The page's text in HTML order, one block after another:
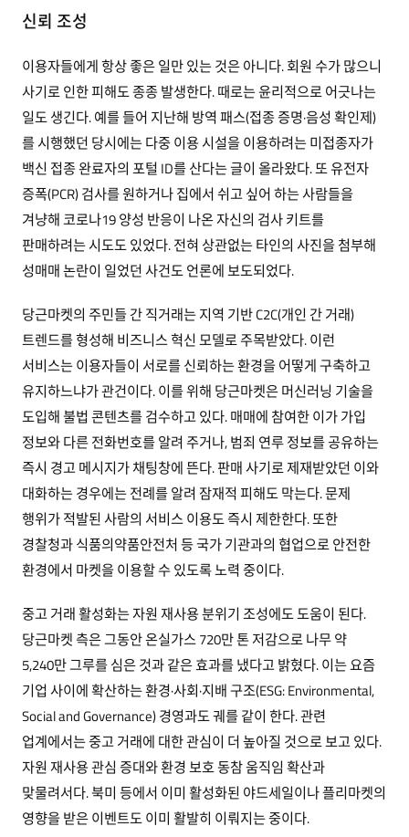
신뢰 조성
이용자들에게 항상 좋은 일만 있는 것은 아니다. 회원 수가 많으니
사기로 인한 피해도 종종 발생한다. 때로는 윤리적으로 어긋나는
일도 생긴다. 예를 들어 지난해 방역 패스(접종 증명·음성 확인제)
를 시행했던 당시에는 다중 이용 시설을 이용하려는 미접종자가
백신 접종 완료자의 포털 ID를 산다는 글이 올라왔다. 또 유전자
증폭(PCR) 검사를 원하거나 집에서 쉬고 싶어 하는 사람들을
겨냥해 코로나19 양성 반응이 나온 자신의 검사 키트를
판매하려는 시도도 있었다. 전혀 상관없는 타인의 사진을 첨부해
성매매 논란이 일었던 사건도 언론에 보도되었다.
당근마켓의 주민들 간 직거래는 지역 기반 C2C(개인 간 거래)
트렌드를 형성해 비즈니스 혁신 모델로 주목받았다. 이런
서비스는 이용자들이 서로를 신뢰하는 환경을 어떻게 구축하고
유지하느냐가 관건이다. 이를 위해 당근마켓은 머신러닝 기술을
도입해 불법 콘텐츠를 검수하고 있다. 매매에 참여한 이가 가입
정보와 다른 전화번호를 알려 주거나, 범죄 연루 정보를 공유하는
즉시 경고 메시지가 채팅창에 뜬다. 판매 사기로 제재받았던 이와
대화하는 경우에는 전례를 알려 잠재적 피해도 막는다. 문제
행위가 적발된 사람의 서비스 이용도 즉시 제한한다. 또한
경찰청과 식품의약품안전처 등 국가 기관과의 협업으로 안전한
환경에서 마켓을 이용할 수 있도록 노력 중이다.
중고 거래 활성화는 자원 재사용 분위기 조성에도 도움이 된다.
당근마켓 측은 그동안 온실가스 720만 톤 저감으로 나무 약
5,240만 그루를 심은 것과 같은 효과를 냈다고 밝혔다. 이는 요즘
기업 사이에 확산하는 환경·사회·지배 구조(ESG: Environmental,
Social and Governance) 경영과도 궤를 같이 한다. 관련
업계에서는 중고 거래에 대한 관심이 더 높아질 것으로 보고 있다.
자원 재사용 관심 증대와 환경 보호 동참 움직임 확산과
맞물려서다. 북미 등에서 이미 활성화된 야드세일이나 플리마켓의
영향을 받은 이벤트도 이미 활발히 이뤄지는 중이다.